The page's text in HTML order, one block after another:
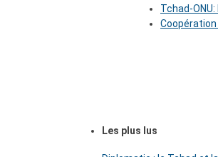
Tchad-
Les plus lus